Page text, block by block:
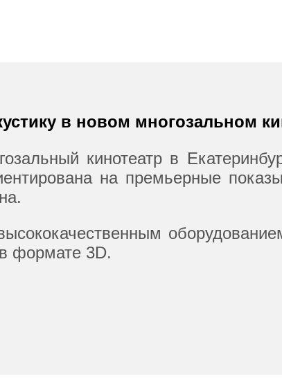
в новом многозальном
кинотеатр в
на премьерные
формате 3D.